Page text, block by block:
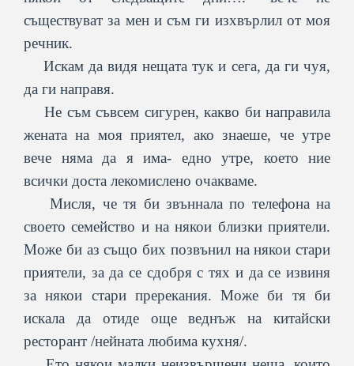
съществуват за мен и съм ги изхвърлил от моя
речник.
Искам да видя нещата тук и сега, да ги чуя,
да ги направя.
Не съм съвсем сигурен, какво би направила
жената на моя приятел, ако знаеше, че утре
вече няма да я има- едно утре, което ние
всички доста лекомислено очакваме.
Мисля, че тя би звъннала по телефона на
своето семейство и на някои близки приятели.
Може би аз също бих позвънил на някои стари
приятели, за да се сдобря с тях и да се извиня
за някои стари пререкания. Може би тя би
искала да отиде още веднъж на китайски
ресторант /нейната любима кухня/.